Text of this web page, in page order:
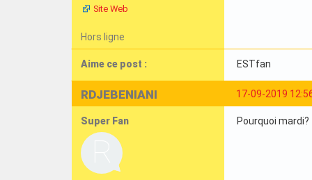
Site Web
Hors ligne
Aime ce post : ESTfan
17-09-2019
RDJEBENIANI
Super Fan Pourquoi mardi?